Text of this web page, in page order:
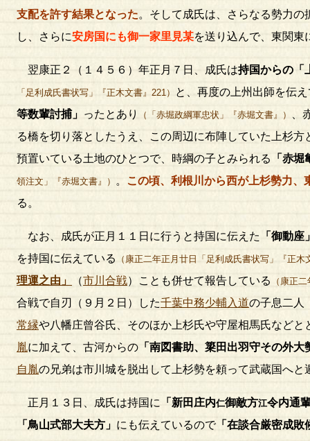
支配を許す結果となった。そして成氏は、さらなる勢力
し、さらに安房国にも御一家里見某を送り込んで、東関東
翌康正２（１４５６）年正月７日、成氏は持国からの「
「足利成氏書状写」『正木文書』221）
と、再度の上州出師を伝
等数輩討捕」 ったとあり （「赤堀政綱軍忠状」『赤堀文書』） 、
る橋を切り落としたうえ、この周辺に布陣していた上杉
預置いている土地のひとつで、時綱の子とみられる
「赤
領注文」『赤堀文書』） 。
この頃、利根川から西が上杉勢力
る。
なお、成氏が正月１１日に行うと持国に伝えた
「御動
を持国に伝えている
（康正二年正月廿日「足利成氏書状写」『正木
理運之由」 （市川合戦）ことも併せて報告している （康正
合戦で自刃（９月２日）した千葉中務少輔入道の子息二人
常縁や八幡庄曾谷氏、そのほか上杉氏や守屋相馬氏など
胤に加えて、古河からの 「南図書助、簗田出羽守その外
自胤の兄弟は市川城を脱出して上杉勢を頼って武蔵国へ
正月１３日、成氏は持国に 「新田庄内仁御敵方江令内通
「鳥山式部大夫方」 にも伝えているので「在談合厳密成敗